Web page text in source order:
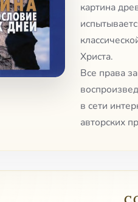
картина
Христа.
Все права
в сети
авторских